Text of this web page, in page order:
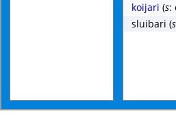
koijari (s:
sluibari (s